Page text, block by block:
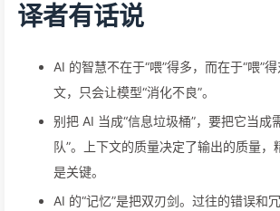
译者有话说
AI 的智慧不在于“喂”得多，而在于“喂”
文，只会让模型“消化不良”。
别把 AI 当成“信息垃圾桶”，要把它当成
队”。上下文的质量决定了输出的质量，
是关键。
AI 的“记忆”是把双刃剑。过往的错误和